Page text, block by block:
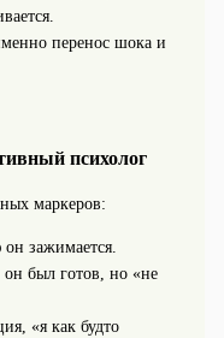
перенос шока и
психолог
маркеров:
он зажимается.
был готов, но «не
«я как будто